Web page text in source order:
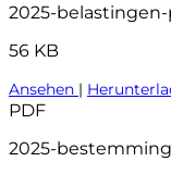
2025-belastingen-
56 KB
Ansehen |
PDF
2025-